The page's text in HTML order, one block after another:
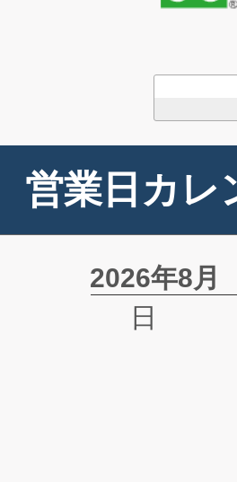
営業日カレ
2026年8月
日